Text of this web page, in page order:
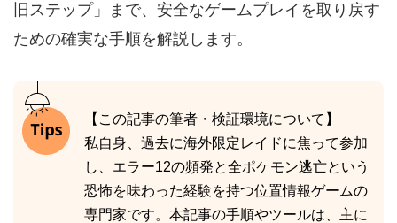
旧ステップ」まで、安全なゲームプレイを取り戻す
ための確実な手順を解説します。
【この記事の筆者・検証環境について】
私自身、過去に海外限定レイドに焦って参加
し、エラー12の頻発と全ポケモン逃亡という
恐怖を味わった経験を持つ位置情報ゲームの
専門家です。本記事の手順やツールは、主に